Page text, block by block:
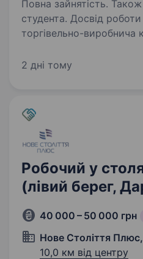
Повна зайнятість. Також
студента. Досвід роботи від 1
торгівельно-
вже понад 23 роки та
виробництво.Основні…
2 дні тому
Робочий у
(лівий берег,
40 000 – 50 000 грн
Нове Століття
10,0 км від центру